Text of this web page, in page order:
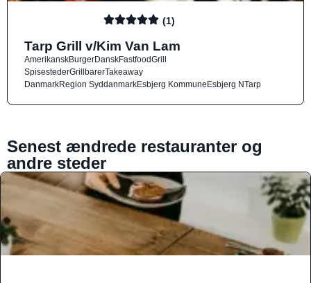
(1)
Tarp Grill v/Kim Van Lam
AmerikanskBurgerDanskFastfoodGrill
SpisestederGrillbarerTakeaway
DanmarkRegion SyddanmarkEsbjerg KommuneEsbjerg NTarp
Senest ændrede restauranter og
andre steder